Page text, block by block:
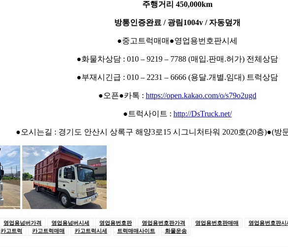
주행거리 450,000km
방통인증완료 / 광림1004v / 자동덮개
●중고트럭매매●영업용번호판시세
●화물차상담 : 010 – 9219 – 7788 (매입.판매.허가) 전체상담
●부재시긴급 : 010 – 2231 – 6666 (용달.개별.임대) 트럭상담
●오픈●카톡 : https://open.kakao.com/o/s79o2ugd
●트럭사이트 : http://DsTruck.net/
●오시는길 : 경기도 안산시 상록구 해양3로15 시그니처타워 2020호(20층)●(방
영업용넘버가격 영업용넘버시세 영업용번호판 영업용번호판가격 영업용번호판매매 영업용번호판시
카고트럭 카고트럭매매 카고트럭시세 트럭매매사이트 화물운송